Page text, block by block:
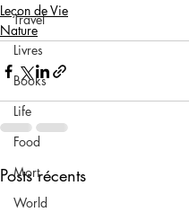
Travel
Livres
Books
Life
Food
Mort
World
Leçon de Vie
Nature
Posts récents